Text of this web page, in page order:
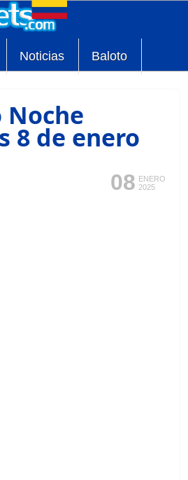
Noticias Baloto
Noche
8 de enero
08 ENERO
2025